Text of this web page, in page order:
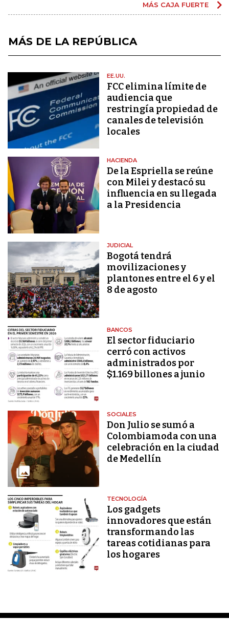
MÁS CAJA FUERTE
MÁS DE LA REPÚBLICA
EE.UU.
FCC elimina límite de
audiencia que
restringía propiedad de
canales de televisión
locales
HACIENDA
De la Espriella se reúne
con Milei y destacó su
influencia en su llegada
a la Presidencia
JUDICIAL
Bogotá tendrá
movilizaciones y
plantones entre el 6 y el
8 de agosto
BANCOS
El sector fiduciario
cerró con activos
administrados por
$1.169 billones a junio
SOCIALES
Don Julio se sumó a
Colombiamoda con una
celebración en la ciudad
de Medellín
TECNOLOGÍA
Los gadgets
innovadores que están
transformando las
tareas cotidianas para
los hogares